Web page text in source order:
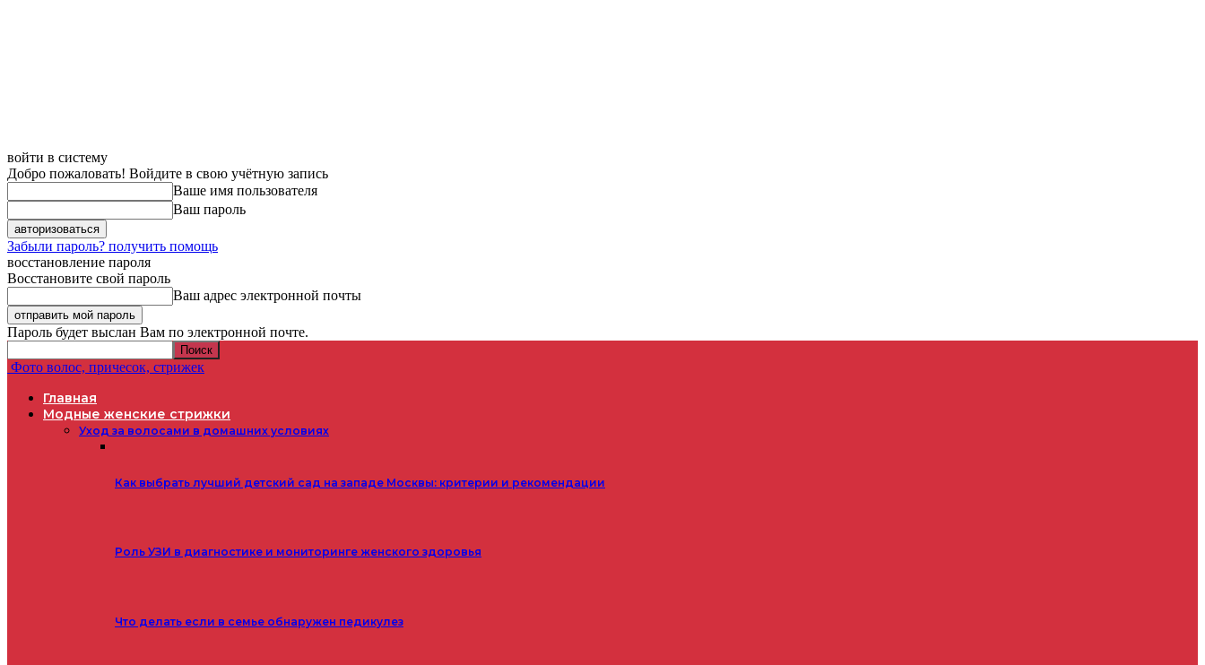
войти в систему
Добро пожаловать! Войдите в свою учётную запись
Ваше имя пользователя
Ваш пароль
Забыли пароль? получить помощь
восстановление пароля
Восстановите свой пароль
Ваш адрес электронной почты
Пароль будет выслан Вам по электронной почте.
Фото волос, причесок, стрижек
Главная
Модные женские стрижки
Уход за волосами в домашних условиях
Как выбрать лучший детский сад на западе Москвы: критерии и рекомендации
Роль УЗИ в диагностике и мониторинге женского здоровья
Что делать если в семье обнаружен педикулез